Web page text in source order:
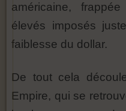
américaine,
élevés imposés
faiblesse du dollar.
De tout cela
Empire, qui se